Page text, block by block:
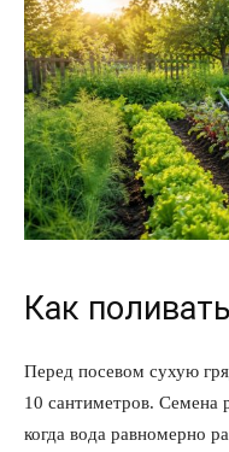
Как
Перед посевом сухую
10 сантиметров. Семена
когда вода равномерно